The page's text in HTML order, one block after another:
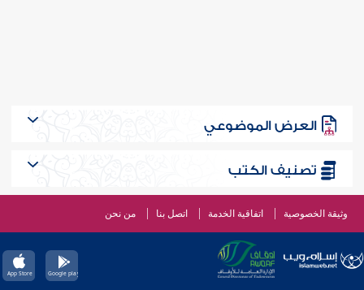
العرض الموضوعي
تصنيف الكتب
وثيقة الخصوصية اتفاقية الخدمة اتصل بنا من نحن